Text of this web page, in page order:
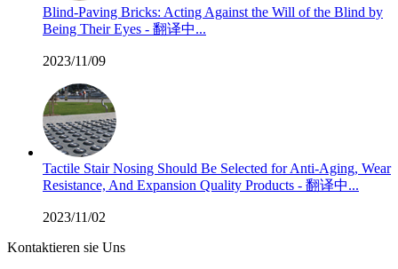
Blind-Paving Bricks: Acting Against the Will of the Blind by
Being Their Eyes - 翻译中...
2023/11/09
Tactile Stair Nosing Should Be Selected for Anti-Aging, Wear
Resistance, And Expansion Quality Products - 翻译中...
2023/11/02
Kontaktieren sie Uns